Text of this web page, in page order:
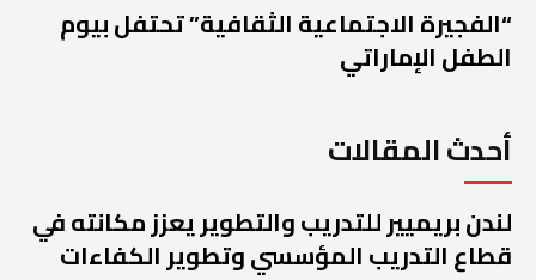
“الفجيرة الاجتماعية الثقافية” تحتفل بيوم
الطفل الإماراتي
أحدث المقالات
لندن بريميير للتدريب والتطوير يعزز مكانته في
قطاع التدريب المؤسسي وتطوير الكفاءات